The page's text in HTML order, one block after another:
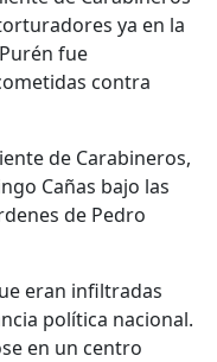
ya en la
fue
contra
de Carabineros,
Cañas bajo las
de Pedro
eran infiltradas
política nacional.
en un centro